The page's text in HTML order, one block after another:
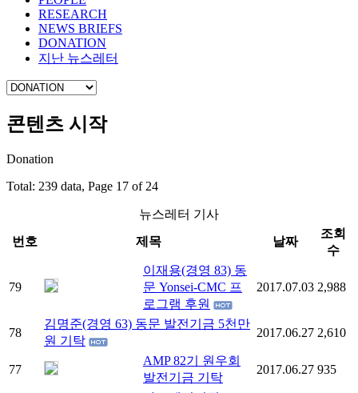
RESEARCH
NEWS BRIEFS
DONATION
지난 뉴스레터
콘텐츠 시작
Donation
Total: 239 data, Page 17 of 24
뉴스레터 기사
번호
제목 날짜
조회
수
79
이재용(경영 83) 동
문 Yonsei-CMC 프
로그램 후원
2017.07.03 2,988
78
김명준(경영 63) 동문 발전기금 5천만
원 기탁
2017.06.27 2,610
77
AMP 82기 원우회
발전기금 기탁
2017.06.27 935